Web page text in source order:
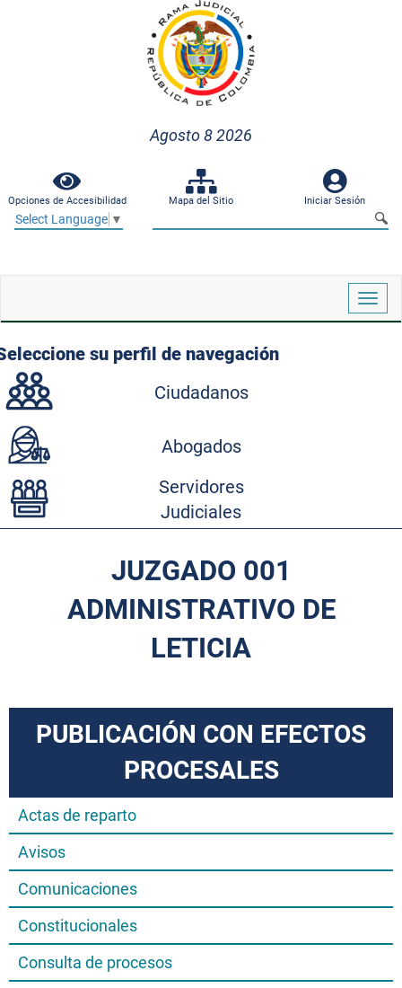
Agosto 8 2026
Opciones de Accesibilidad Mapa del Sitio Iniciar Sesión
Select Language ▼
su perfil de navegación
Ciudadanos
Abogados
Servidores
Judiciales
JUZGADO 001
ADMINISTRATIVO DE
LETICIA
PUBLICACIÓN CON EFECTOS
PROCESALES
Actas de reparto
Avisos
Comunicaciones
Constitucionales
Consulta de procesos